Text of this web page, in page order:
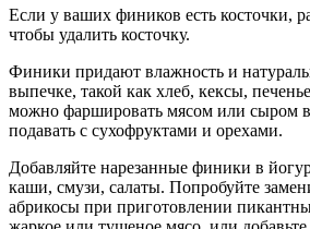
Если у ваших фиников есть косточки,
чтобы удалить косточку.
Финики придают влажность и
выпечке, такой как хлеб, кексы,
можно фаршировать мясом или сыром в
подавать с сухофруктами и орехами.
Добавляйте нарезанные финики в
каши, смузи, салаты. Попробуйте
абрикосы при приготовлении